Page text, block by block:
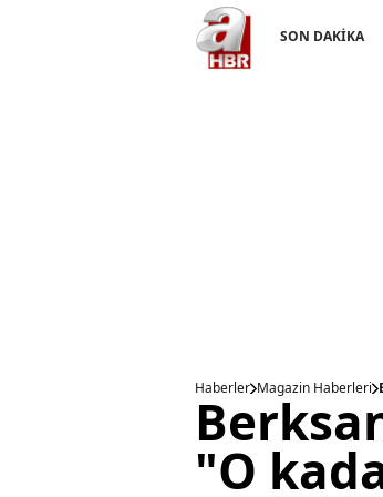
SON DAKİKA
Haberler Magazin Haberleri
"O